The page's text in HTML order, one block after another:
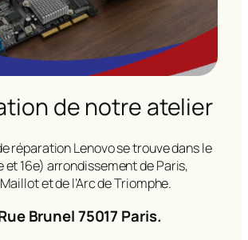
de notre atelier
réparation Lenovo se trouve dans le
et 16e) arrondissement de Paris,
et de l’Arc de Triomphe.
Brunel 75017 Paris.